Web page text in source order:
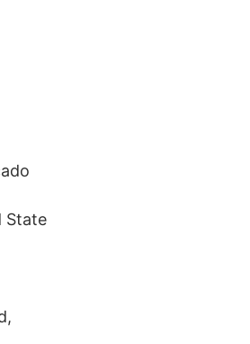
State